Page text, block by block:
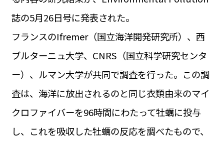
LIFE STYLE
BUSINESS
ビジネス・キャリア
INFOS PRATIQUES
タグ
#パリ
#お土産 #トリビア
#データで読み解くフランス
お問い合わせ
運営会社
サイトポリシー
誌の5月26日号に発表された。
フランスのIfremer（国立海洋開発研究所）、西
ブルターニュ大学、CNRS（国立科学研究センタ
ー）、ルマン大学が共同で調査を行った。この調
査は、海洋に放出されるのと同じ衣類由来のマイ
クロファイバーを96時間にわたって牡蠣に投与
し、これを吸収した牡蠣の反応を調べたもので、